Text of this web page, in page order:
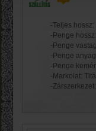
-Teljes hossz:
-Penge
-Penge
-Penge
-Penge
-Markolat:
-